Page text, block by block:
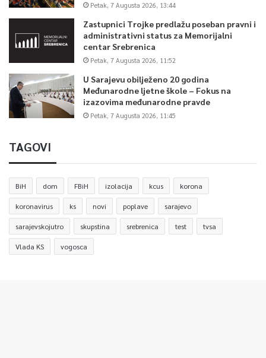
Petak, 7 Augusta 2026, 13:44
Zastupnici Trojke predlažu poseban pravni i
administrativni status za Memorijalni
centar Srebrenica
Petak, 7 Augusta 2026, 11:52
U Sarajevu obilježeno 20 godina
Međunarodne ljetne škole – Fokus na
izazovima međunarodne pravde
Petak, 7 Augusta 2026, 11:45
TAGOVI
BiH dom FBiH izolacija kcus korona
koronavirus ks novi poplave sarajevo
sarajevskojutro skupstina srebrenica test tvsa
Vlada KS vogosca